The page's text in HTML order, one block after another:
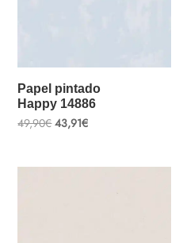
Papel pintado
Happy 14886
49,90€El
precio
49,90€.
43,91€El
43,91€.